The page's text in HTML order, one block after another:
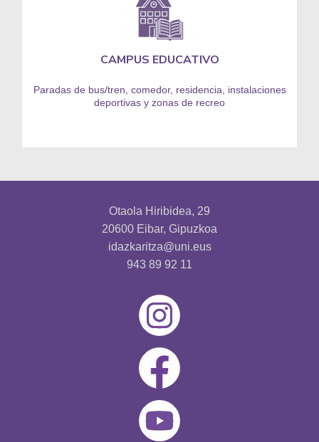
CAMPUS EDUCATIVO
Paradas de bus/tren, comedor, residencia, instalaciones
deportivas y zonas de recreo
Otaola Hiribidea, 29
20600 Eibar, Gipuzkoa
idazkaritza@uni.eus
943 89 92 11